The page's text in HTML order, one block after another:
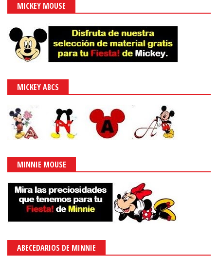
MICKEY MOUSE
MICKEY ABCS
MINNIE MOUSE
ABECEDARIOS DE MINNIE